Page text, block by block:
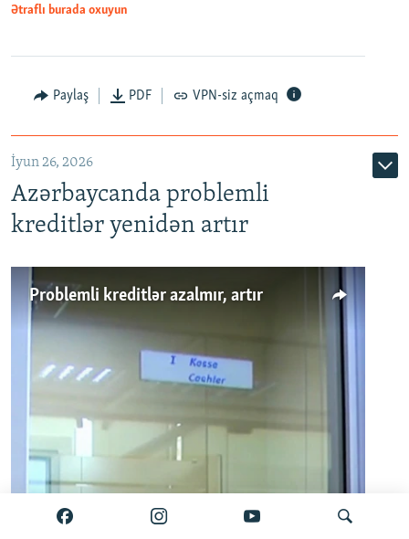
Auto 240p 360p 480p
720p 1080p
Ətraflı burada oxuyun
Paylaş PDF VPN-siz açmaq
İyun 26, 2026
Azərbaycanda problemli
kreditlər yenidən artır
Problemli kreditlər azalmır, artır